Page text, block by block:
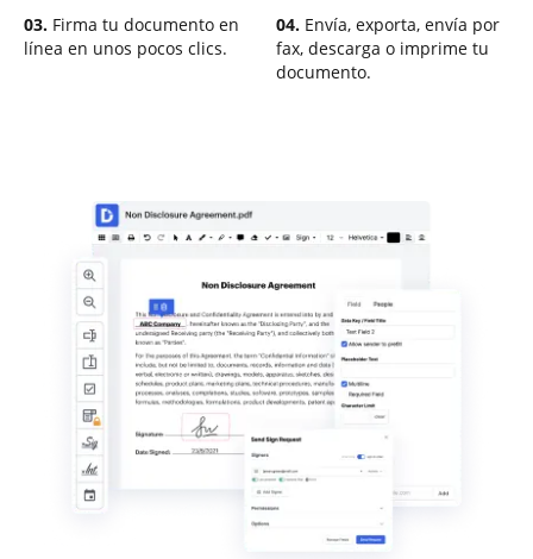
03. Firma tu documento en
línea en unos pocos clics.
04. Envía, exporta, envía por
fax, descarga o imprime tu
documento.